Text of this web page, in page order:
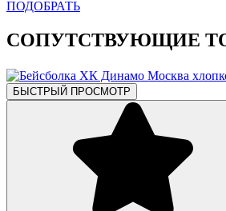
ПОДОБРАТЬ
СОПУТСТВУЮЩИЕ
БЫСТРЫЙ ПРОСМОТР